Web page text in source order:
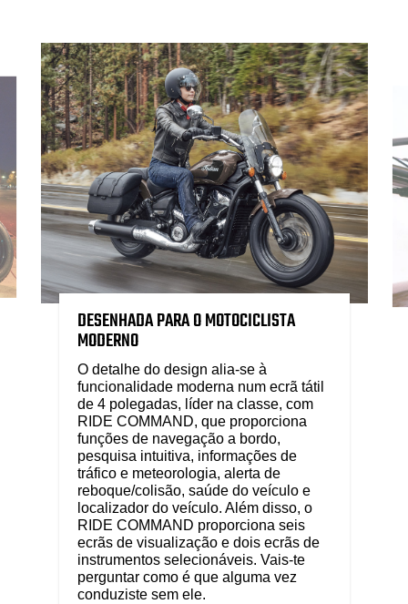
DESENHADA PARA O MOTOCICLISTA
MODERNO
O detalhe do design alia-se à
funcionalidade moderna num ecrã tátil
de 4 polegadas, líder na classe, com
RIDE COMMAND, que proporciona
funções de navegação a bordo,
pesquisa intuitiva, informações de
tráfico e meteorologia, alerta de
reboque/colisão, saúde do veículo e
localizador do veículo. Além disso, o
RIDE COMMAND proporciona seis
ecrãs de visualização e dois ecrãs de
instrumentos selecionáveis. Vais-te
perguntar como é que alguma vez
conduziste sem ele.